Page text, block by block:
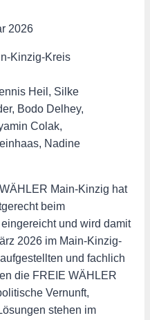
2026
Heil, Silke
Bodo Delhey,
Colak,
Nadine
Main-Kinzig hat
beim
und wird damit
2026 im Main-Kinzig-
und fachlich
die FREIE WÄHLER
Vernunft,
stehen im